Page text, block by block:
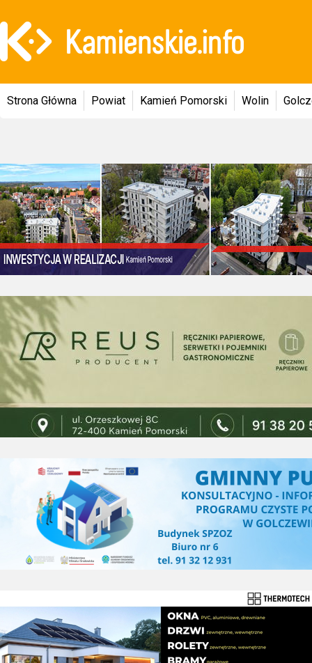
Strona Główna Powiat Kamień Pomorski Wolin